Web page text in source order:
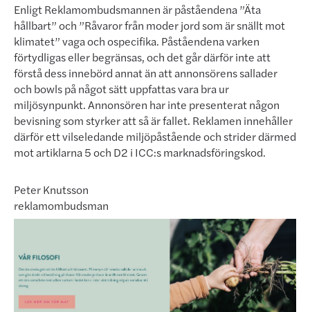
Enligt Reklamombudsmannen är påståendena ”Äta
hållbart” och ”Råvaror från moder jord som är snällt mot
klimatet” vaga och ospecifika. Påståendena varken
förtydligas eller begränsas, och det går därför inte att
förstå dess innebörd annat än att annonsörens sallader
och bowls på något sätt uppfattas vara bra ur
miljösynpunkt. Annonsören har inte presenterat någon
bevisning som styrker att så är fallet. Reklamen innehåller
därför ett vilseledande miljöpåstående och strider därmed
mot artiklarna 5 och D2 i ICC:s marknadsföringskod.
Peter Knutsson
reklamombudsman